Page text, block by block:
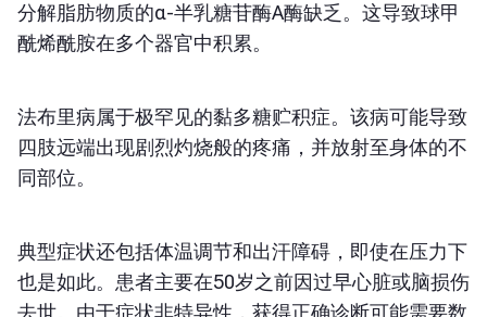
分解脂肪物质的α-半乳糖苷酶A酶缺乏。这导致球甲
酰烯酰胺在多个器官中积累。
法布里病属于极罕见的黏多糖贮积症。该病可能导致
四肢远端出现剧烈灼烧般的疼痛，并放射至身体的不
同部位。
典型症状还包括体温调节和出汗障碍，即使在压力下
也是如此。患者主要在50岁之前因过早心脏或脑损伤
去世。由于症状非特异性，获得正确诊断可能需要数